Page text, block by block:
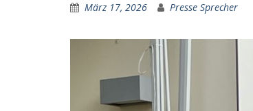
März 17, 2026 Presse Sprecher